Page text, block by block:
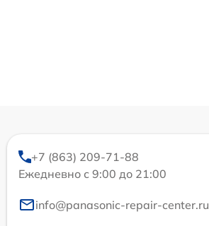
+7 (863) 209-71-88
Ежедневно с 9:00 до 21:00
info@panasonic-repair-center.ru